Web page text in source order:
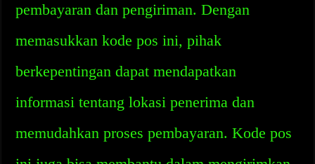
pembayaran dan pengiriman. Dengan
memasukkan kode pos ini, pihak
berkepentingan dapat mendapatkan
informasi tentang lokasi penerima dan
memudahkan proses pembayaran. Kode pos